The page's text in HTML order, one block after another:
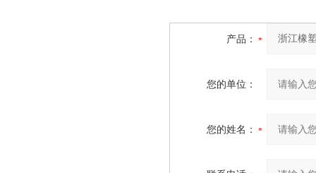
产品：
您的单位：
您的姓名：